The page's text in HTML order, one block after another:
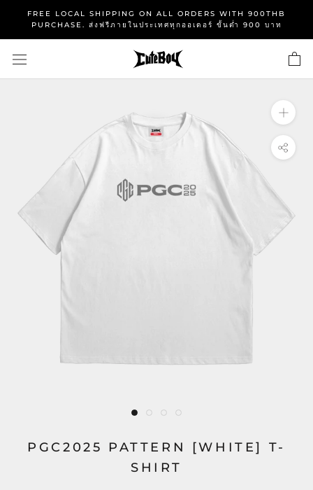
content
FREE LOCAL SHIPPING ON ALL ORDERS WITH 900THB
PURCHASE. ส่งฟรีภายในประเทศทุกออเดอร์ ขั้นต่ำ 900 บาท
PGC2025 PATTERN [WHITE] T-
SHIRT